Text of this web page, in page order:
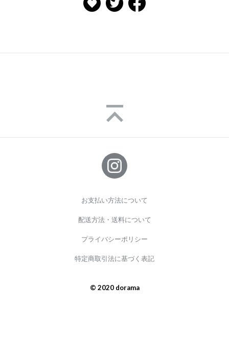
お支払い方法について
配送方法・送料について
プライバシーポリシー
特定商取引法に基づく表記
© 2020 dorama